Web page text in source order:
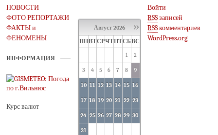
НОВОСТИ
ФОТО РЕПОРТАЖИ
ФАКТЫ и
ФЕНОМЕНЫ
ИНФОРМАЦИЯ
Курс валют
»
Август 2026
ПНВТСРЧТПТСБВС
1
2
3 4 5 6 7 8 9
10 11 12 13 14 15 16
17 18 19 20 21 22 23
24 25 26 27 28 29 30
31
Войти
RSSзаписей
RSSкомментариев
WordPress.org